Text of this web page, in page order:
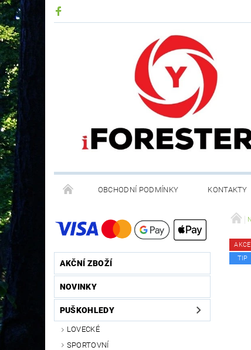
OBCHODNÍ PODMÍNKY KONTAKTY
RECYKLACE ELEKTROODPADU A BATERIÍ
AKČNÍ ZBOŽÍ
NOVINKY
PUŠKOHLEDY
LOVECKÉ
SPORTOVNÍ
AKCE
TIP